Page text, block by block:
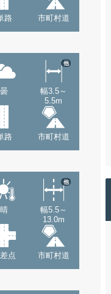
路 市町村道
曇
幅3.5～
5.5m
他
路 市町村道
晴
幅5.5～
13.0m
他
点 市町村道